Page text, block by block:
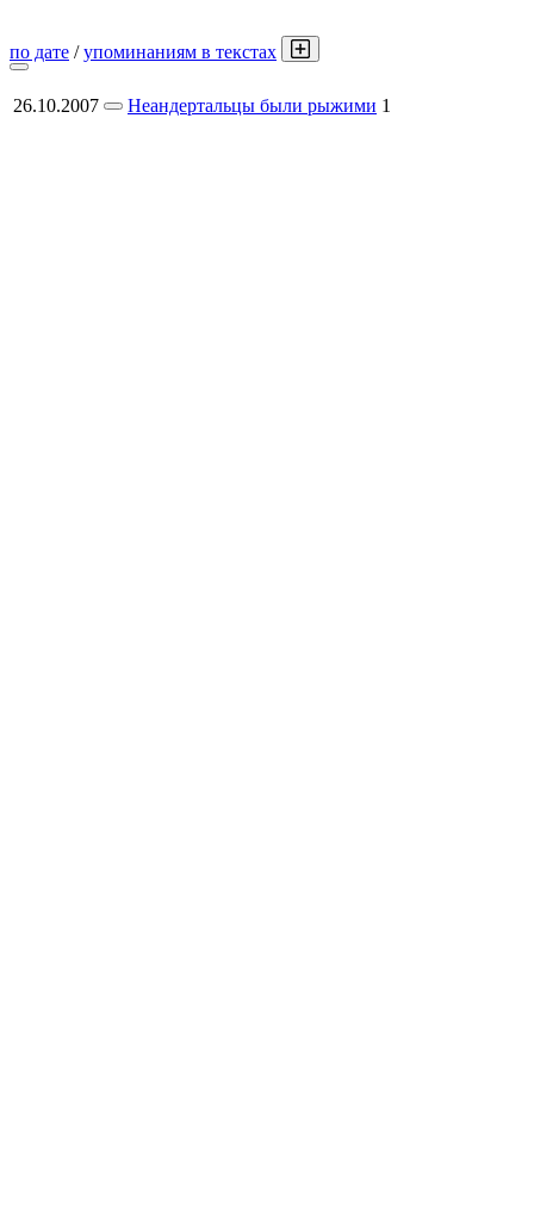
по дате /упоминаниям в текстах
26.10.2007 Неандертальцы были рыжими 1